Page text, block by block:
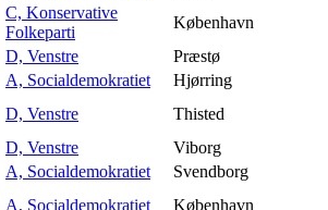
C, Konservative
Folkeparti
København
D, Venstre
Præstø
A, Socialdemokratiet
Hjørring
D, Venstre
Thisted
D, Venstre
Viborg
A, Socialdemokratiet
Svendborg
A, Socialdemokratiet København